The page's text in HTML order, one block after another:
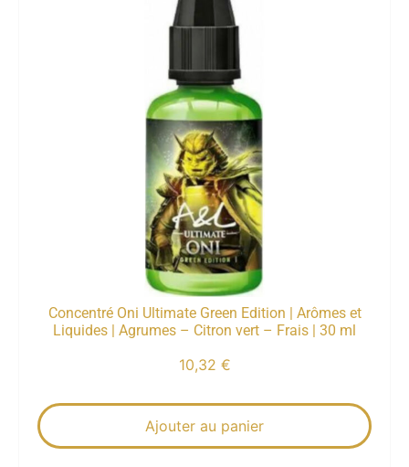
Concentré Oni Ultimate Green Edition | Arômes et
Liquides | Agrumes – Citron vert – Frais | 30 ml
10,32 €
Ajouter au panier